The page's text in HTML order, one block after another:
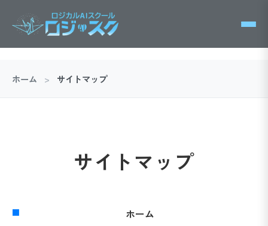
ホーム > サイトマップ
サイトマップ
ホーム